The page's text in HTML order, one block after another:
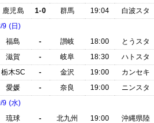
鹿児島
1-0 群馬 19:04
白波スタ
9 (日)
福島
- 讃岐 18:00
とうスタ
滋賀
- 岐阜 18:30
ハトスタ
栃木SC
- 金沢 19:00
カンセキ
愛媛
- 奈良 19:00
ニンスタ
9 (水)
琉球
- 北九州 19:00 沖縄県陸